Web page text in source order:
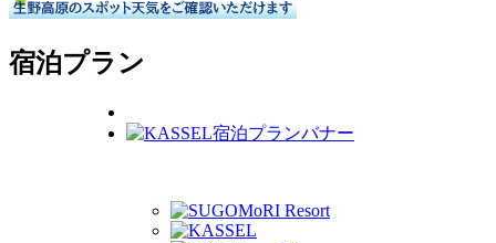
宿泊プラン